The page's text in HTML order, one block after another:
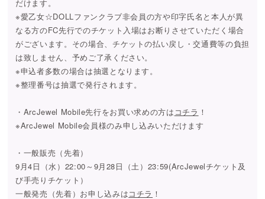
だけます。
※愛乙女☆DOLLファンクラブ非会員の方や印字氏名と本人が異
なる方のFC先行でのチケット入場はお断りさせていただく場合
がございます。その場合、チケットの払い戻し・交通費等の負担
は致しません、予めご了承ください。
※申込者多数の場合は抽選となります。
※整理番号は抽選で発行されます。
・ArcJewel Mobile先行をお買い求めの方は コチラ ！
※ArcJewel Mobile会員様のみ申し込みいただけます
・一般販売（先着）
9月4日（水）22:00～9月28日（土）23:59(ArcJewelチケット及
び手売りチケット）
一般発売（先着）お申し込みはコチラ ！